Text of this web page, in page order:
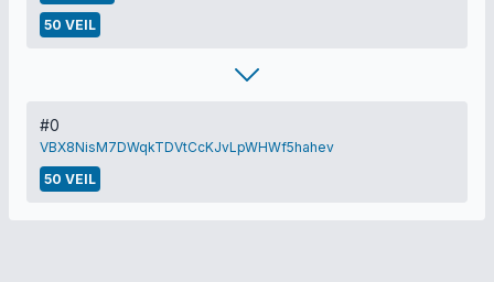
50 VEIL
#0
VBX8NisM7DWqkTDVtCcKJvLpWHWf5hahev
50 VEIL